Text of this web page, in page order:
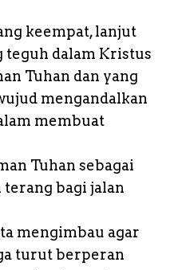
keempat, lanjut
teguh dalam Kristus
Tuhan dan yang
mengandalkan
membuat
Tuhan sebagai
bagi jalan
mengimbau agar
turut berperan